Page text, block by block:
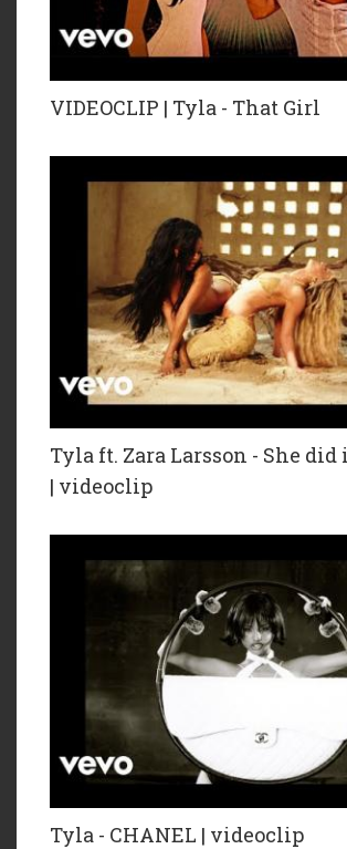
VIDEOCLIP | Tyla - That Girl
Tyla ft. Zara Larsson - She
| videoclip
Tyla - CHANEL | videoclip